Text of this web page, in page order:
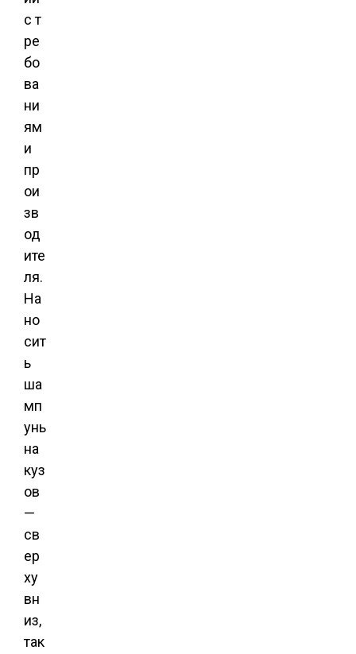
с т
ре
бо
ва
ни
ям
и
пр
ои
зв
од
ите
ля.
На
но
сит
ь
ша
мп
унь
на
куз
ов
—
св
ер
ху
вн
из,
так